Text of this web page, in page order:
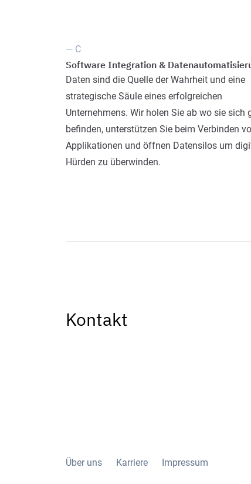
— C
Software Integration &
Daten sind die Quelle der Wahrheit und eine
strategische Säule eines erfolgreichen
Unternehmens. Wir holen Sie ab wo sie sich
befinden, unterstützen Sie beim Verbinden
Applikationen und öffnen Datensilos um
Hürden zu überwinden.
Kontakt
Über uns Karriere Impressum